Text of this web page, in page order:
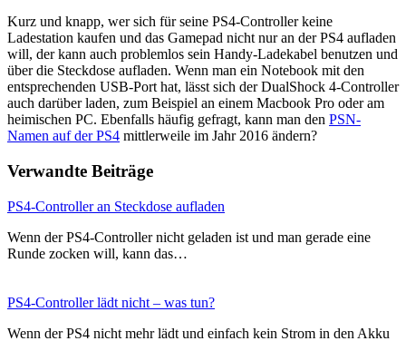
Kurz und knapp, wer sich für seine PS4-Controller keine
Ladestation kaufen und das Gamepad nicht nur an der PS4 aufladen
will, der kann auch problemlos sein Handy-Ladekabel benutzen und
über die Steckdose aufladen. Wenn man ein Notebook mit den
entsprechenden USB-Port hat, lässt sich der DualShock 4-Controller
auch darüber laden, zum Beispiel an einem Macbook Pro oder am
heimischen PC. Ebenfalls häufig gefragt, kann man den PSN-
Namen auf der PS4 mittlerweile im Jahr 2016 ändern?
Verwandte Beiträge
PS4-Controller an Steckdose aufladen
Wenn der PS4-Controller nicht geladen ist und man gerade eine
Runde zocken will, kann das…
PS4-Controller lädt nicht – was tun?
Wenn der PS4 nicht mehr lädt und einfach kein Strom in den Akku